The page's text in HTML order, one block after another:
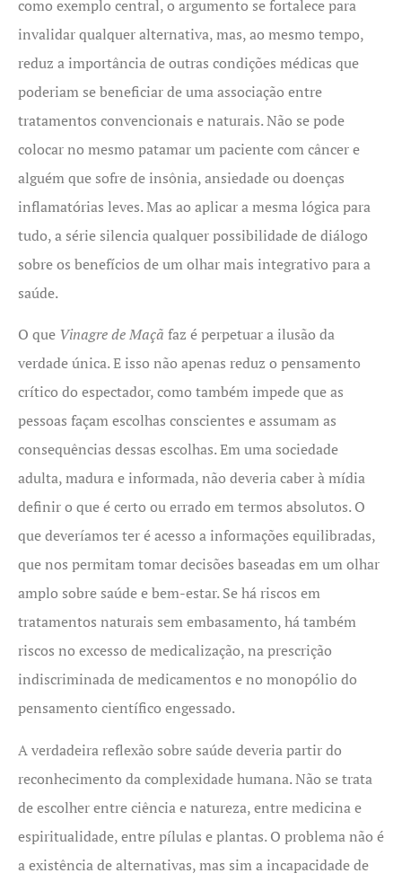
como exemplo central, o argumento se fortalece para
invalidar qualquer alternativa, mas, ao mesmo tempo,
reduz a importância de outras condições médicas que
poderiam se beneficiar de uma associação entre
tratamentos convencionais e naturais. Não se pode
colocar no mesmo patamar um paciente com câncer e
alguém que sofre de insônia, ansiedade ou doenças
inflamatórias leves. Mas ao aplicar a mesma lógica para
tudo, a série silencia qualquer possibilidade de diálogo
sobre os benefícios de um olhar mais integrativo para a
saúde.
O que Vinagre de Maçã faz é perpetuar a ilusão da
verdade única. E isso não apenas reduz o pensamento
crítico do espectador, como também impede que as
pessoas façam escolhas conscientes e assumam as
consequências dessas escolhas. Em uma sociedade
adulta, madura e informada, não deveria caber à mídia
definir o que é certo ou errado em termos absolutos. O
que deveríamos ter é acesso a informações equilibradas,
que nos permitam tomar decisões baseadas em um olhar
amplo sobre saúde e bem-estar. Se há riscos em
tratamentos naturais sem embasamento, há também
riscos no excesso de medicalização, na prescrição
indiscriminada de medicamentos e no monopólio do
pensamento científico engessado.
A verdadeira reflexão sobre saúde deveria partir do
reconhecimento da complexidade humana. Não se trata
de escolher entre ciência e natureza, entre medicina e
espiritualidade, entre pílulas e plantas. O problema não é
a existência de alternativas, mas sim a incapacidade de